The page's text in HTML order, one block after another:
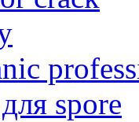
spore